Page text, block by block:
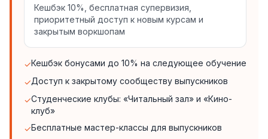
Кешбэк 10%, бесплатная супервизия,
приоритетный доступ к новым курсам и
закрытым воркшопам
✓Кешбэк бонусами до 10% на следующее обучение
✓Доступ к закрытому сообществу выпускников
✓Студенческие клубы: «Читальный зал» и «Кино-
клуб»
✓Бесплатные мастер-классы для выпускников